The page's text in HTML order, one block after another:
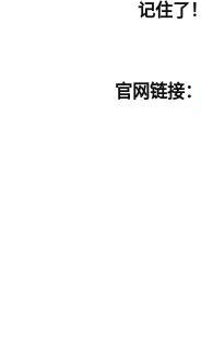
记住了！
官网链接：